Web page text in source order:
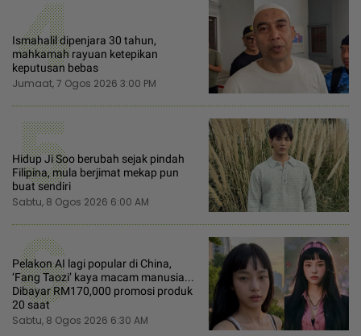
4
Ismahalil dipenjara 30 tahun,
mahkamah rayuan ketepikan
keputusan bebas
Jumaat, 7 Ogos 2026 3:00 PM
5
Hidup Ji Soo berubah sejak pindah
Filipina, mula berjimat mekap pun
buat sendiri
Sabtu, 8 Ogos 2026 6:00 AM
6
Pelakon AI lagi popular di China,
‘Fang Taozi’ kaya macam manusia...
Dibayar RM170,000 promosi produk
20 saat
Sabtu, 8 Ogos 2026 6:30 AM